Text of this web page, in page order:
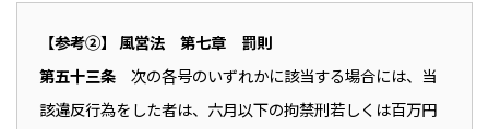
【参考②】 風営法 第七章 罰則
第五十三条 次の各号のいずれかに該当する場合には、当
該違反行為をした者は、六月以下の拘禁刑若しくは百万円